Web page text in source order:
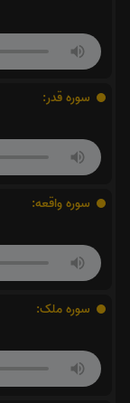
سوره قدر:
سوره واقعه:
سوره ملک: